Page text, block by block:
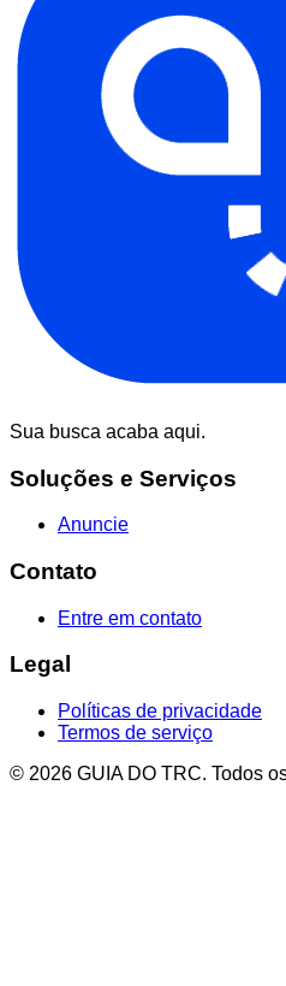
Sua busca acaba aqui.
Soluções e Serviços
Anuncie
Contato
Entre em contato
Legal
Políticas de privacidade
Termos de serviço
© 2026 GUIA DO TRC. Todos